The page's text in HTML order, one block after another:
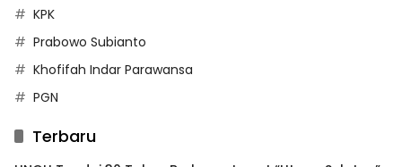
KPK
Prabowo Subianto
Khofifah Indar Parawansa
PGN
Terbaru